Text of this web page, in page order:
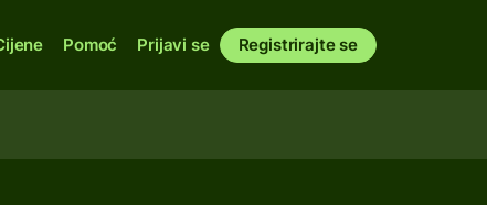
Pomoć Prijavi se Registrirajte se